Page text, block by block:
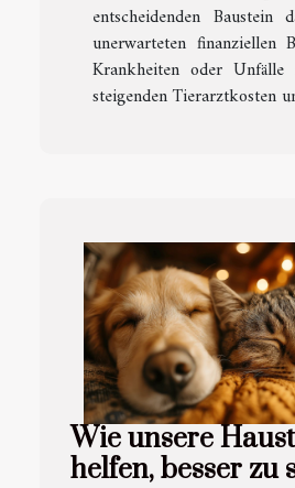
entscheidenden
unerwarteten finanziellen
Krankheiten oder
steigenden Tierarztkosten
Wie unsere
helfen, besser zu